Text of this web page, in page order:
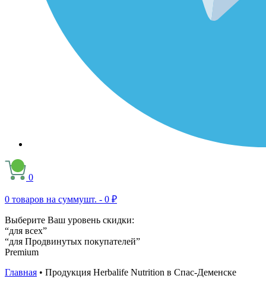
0
0 товаров на суммушт. - 0 ₽
Выберите Ваш уровень скидки:
“для всех”
“для Продвинутых покупателей”
Premium
Главная • Продукция Herbalife Nutrition в Спас-Деменске